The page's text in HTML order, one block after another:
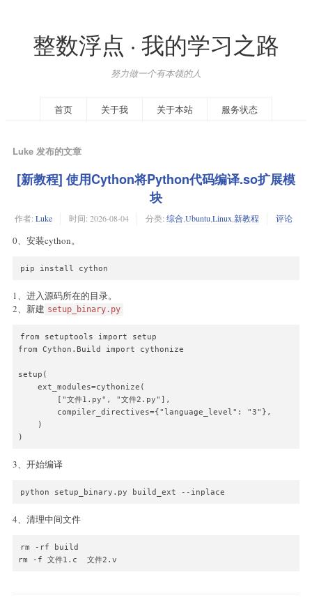
整数浮点 · 我的学习之路
努力做一个有本领的人
首页 关于我 关于本站 服务状态
Luke 发布的文章
[新教程] 使用Cython将Python代码编译.so扩展模
块
作者: Luke 时间: 2026-08-04 分类: 综合 Ubuntu,Linux 新教程 评论
0、安装cython。
pip install cython
1、进入源码所在的目录。
2、新建 setup_binary.py
from setuptools import setup
from Cython.Build import cythonize
setup(
    ext_modules=cythonize(
        ["文件1.py", "文件2.py"],
        compiler_directives={"language_level": "3"},
    )
)
3、开始编译
python setup_binary.py build_ext --inplace
4、清理中间文件
rm -rf build
rm -f 文件1.c  文件2.v